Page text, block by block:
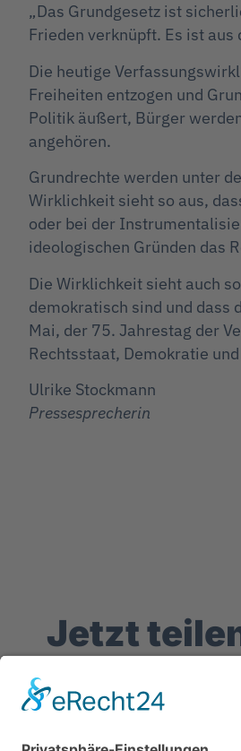
„Das Grundgesetz ist
Frieden verknüpft. Es ist
Die heutige
Freiheiten entzogen und
Politik äußert, Bürger
angehören.
Grundrechte werden unter
Wirklichkeit sieht so aus,
oder bei der
ideologischen Gründen das
Die Wirklichkeit sieht auch
demokratisch sind und dass
Mai, der 75. Jahrestag der
Rechtsstaat, Demokratie
Ulrike Stockmann
Pressesprecherin
Jetzt